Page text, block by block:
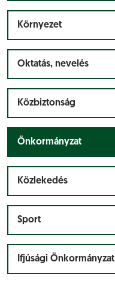
Környezet
Oktatás, nevelés
Közbiztonság
Önkormányzat
Közlekedés
Sport
Ifjúsági Önkormányzat